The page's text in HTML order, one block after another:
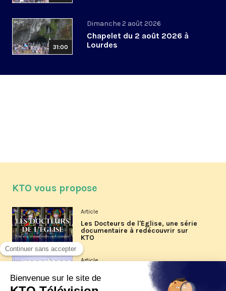
31:00
Dimanche 2 août 2026
Chapelet du 2 août 2026 à
Lourdes
KTO vous propose
Article
Les Docteurs de l'Église, une série
documentaire à redécouvrir sur
KTO
Article
Les reportages d'été 2026 de KTO